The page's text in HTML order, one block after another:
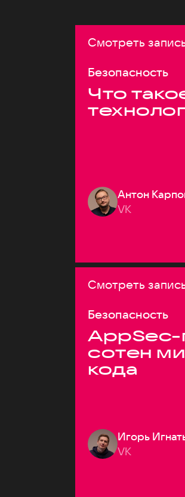
Смотреть
Безопасность
Что
Антон
VK
Смотреть
Безопасность
AppSec-
сотен
кода
Игорь
VK